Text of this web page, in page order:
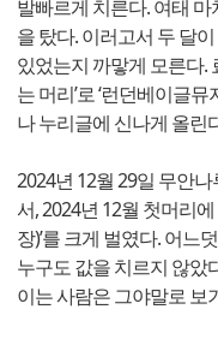
발빠르게 치른다. 여태
을 탔다. 이러고서 두 달
있었는지 까맣게 모른다.
는 머리’로 ‘런던베이글
나 누리글에 신나게 올린
2024년 12월 29일 무안
서, 2024년 12월 첫머리
장)’를 크게 벌였다. 어느
누구도 값을 치르지 않았
이는 사람은 그야말로 보